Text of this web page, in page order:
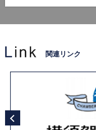
関連リンク